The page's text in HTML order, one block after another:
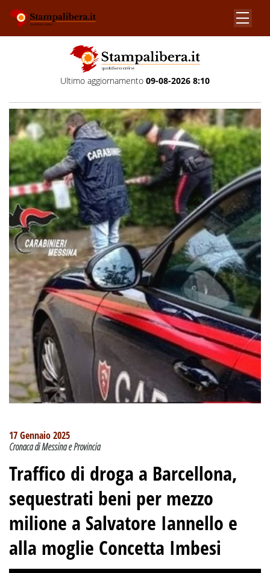
Ultimo aggiornamento 09-08-2026 8:10
17 Gennaio 2025
Cronaca di Messina e Provincia
Traffico di droga a Barcellona,
sequestrati beni per mezzo
milione a Salvatore Iannello e
alla moglie Concetta Imbesi